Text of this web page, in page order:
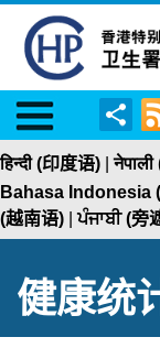
Menu
分
享
हिन्दी (印度语) |
Bahasa Indonesia
(越南语) |ਪੰਜਾਬੀ (旁
健康统